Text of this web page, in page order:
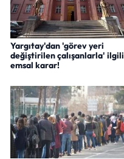
Yargıtay'dan 'görev yeri
değiştirilen çalışanlarla' ilgili
emsal karar!